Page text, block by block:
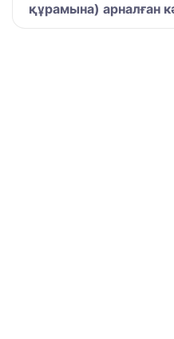
құрамына) арналған